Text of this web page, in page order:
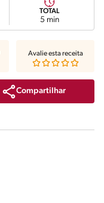
TOTAL
5 min
Compartilhar
Avalie esta receita